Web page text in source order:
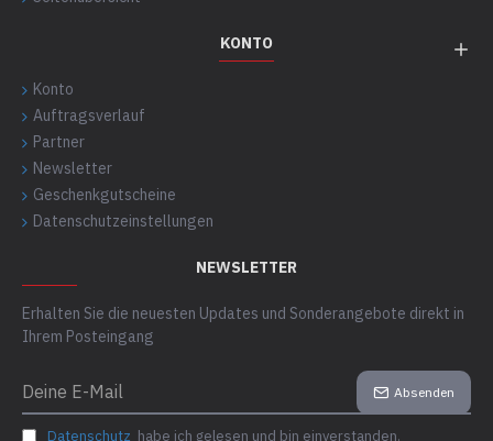
KONTO
Konto
Auftragsverlauf
Partner
Newsletter
Geschenkgutscheine
Datenschutzeinstellungen
NEWSLETTER
Erhalten Sie die neuesten Updates und Sonderangebote direkt in
Ihrem Posteingang
Absenden
Datenschutz habe ich gelesen und bin einverstanden.